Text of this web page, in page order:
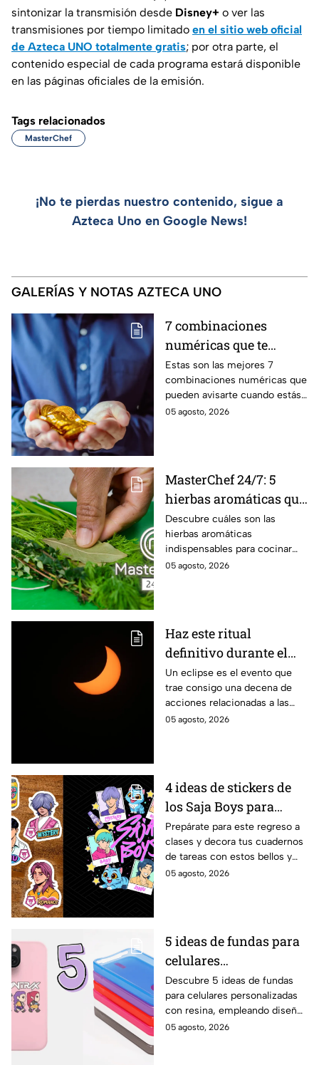
sintonizar la transmisión desde Disney+ o ver las
transmisiones por tiempo limitado en el sitio web oficial
de Azteca UNO totalmente gratis; por otra parte, el
contenido especial de cada programa estará disponible
en las páginas oficiales de la emisión.
Tags relacionados
MasterChef
¡No te pierdas nuestro contenido, sigue a
Azteca Uno en Google News!
GALERÍAS Y NOTAS AZTECA UNO
7 combinaciones
numéricas que te
avisan que un milagro
económico está en
camino
Estas son las mejores 7
combinaciones numéricas que
pueden avisarte cuando estás
a punto de vivir un milagro en
05 agosto, 2026
MasterChef 24/7: 5
hierbas aromáticas que
no pueden faltar en tu
cocina para dar más
sabor a tus platillos
Descubre cuáles son las
hierbas aromáticas
indispensables para cocinar
como en MasterChef 24/7.
05 agosto, 2026
Haz este ritual
definitivo durante el
eclipse de agosto para
encontrar el amor
Un eclipse es el evento que
trae consigo una decena de
acciones relacionadas a las
energías. Por eso se anima a
05 agosto, 2026
4 ideas de stickers de
los Saja Boys para
forrar libretas de tareas
para este regreso a
clases
Prepárate para este regreso a
clases y decora tus cuadernos
de tareas con estos bellos y
divertidos stickers de los Saja
05 agosto, 2026
5 ideas de fundas para
celulares
personalizadas con
resina de las KPop
Demon Hunters
Descubre 5 ideas de fundas
para celulares personalizadas
con resina, empleando diseños
de las KPop Demon Hunters
05 agosto, 2026